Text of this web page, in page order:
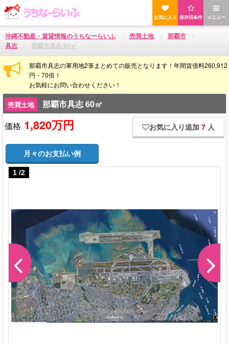
メニュー
保存済条件
お気に入り
沖縄不動産・賃貸情報のうちなーらいふ 売買土地
那覇市
具志
那覇市具志 60㎡
那覇市具志の軍用地2筆まとめての販売となります！年間賃借料260,912
円・70倍！
お気軽にお問い合わせください！
売買土地
那覇市具志 60㎡
価格 1,820万円 お気に入り追加 7 人
月々のお支払い例
1 /2